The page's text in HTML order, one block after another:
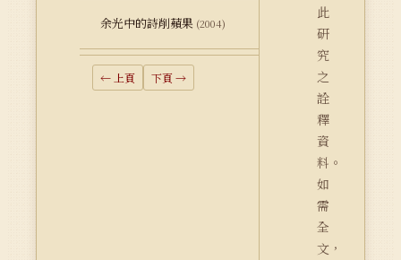
余光中的詩削蘋果 (2004)
← 上頁 下頁 →
此
研
究
之
詮
釋
資
料。
如
需
全
文，